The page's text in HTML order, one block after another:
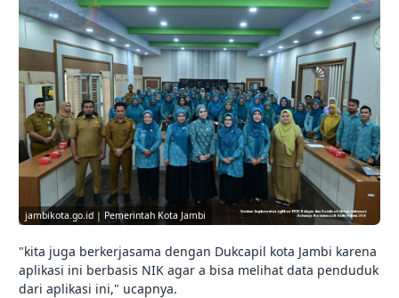
jambikota.go.id | Pemerintah Kota Jambi
"kita juga berkerjasama dengan Dukcapil kota Jambi karena
aplikasi ini berbasis NIK agar a bisa melihat data penduduk
dari aplikasi ini," ucapnya.